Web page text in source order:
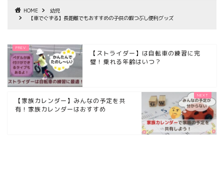
HOME
幼児
【車でぐずる】長距離でもおすすめの子供の暇つぶし便利グッズ
【ストライダー】は自転車の練習に完
璧！乗れる年齢はいつ？
【家族カレンダー】みんなの予定を共
有！家族カレンダーはおすすめ